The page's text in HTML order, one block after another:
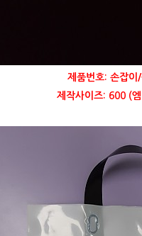
제품번호: 손잡이
제작사이즈: 600 (